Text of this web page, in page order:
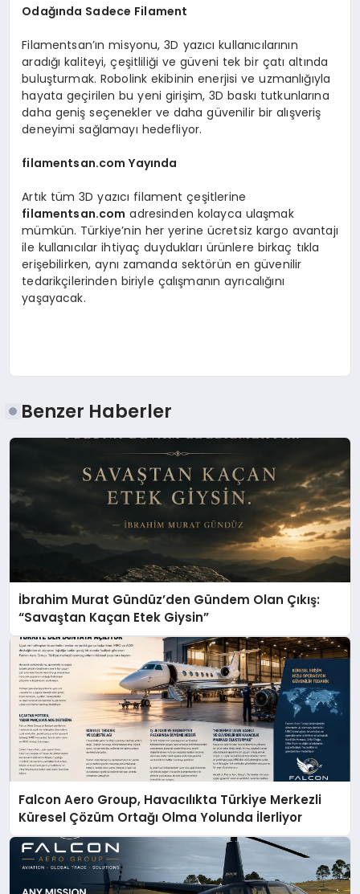
Odağında Sadece Filament
Filamentsan’ın misyonu, 3D yazıcı kullanıcılarının
aradığı kaliteyi, çeşitliliği ve güveni tek bir çatı altında
buluşturmak. Robolink ekibinin enerjisi ve uzmanlığıyla
hayata geçirilen bu yeni girişim, 3D baskı tutkunlarına
daha geniş seçenekler ve daha güvenilir bir alışveriş
deneyimi sağlamayı hedefliyor.
filamentsan.com Yayında
Artık tüm 3D yazıcı filament çeşitlerine
filamentsan.com adresinden kolayca ulaşmak
mümkün. Türkiye’nin her yerine ücretsiz kargo avantajı
ile kullanıcılar ihtiyaç duydukları ürünlere birkaç tıkla
erişebilirken, aynı zamanda sektörün en güvenilir
tedarikçilerinden biriyle çalışmanın ayrıcalığını
yaşayacak.
Benzer Haberler
İbrahim Murat Gündüz’den Gündem Olan Çıkış:
“Savaştan Kaçan Etek Giysin”
Falcon Aero Group, Havacılıkta Türkiye Merkezli
Küresel Çözüm Ortağı Olma Yolunda İlerliyor